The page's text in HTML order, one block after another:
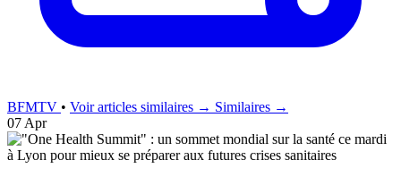
BFMTV • Voir articles similaires → Similaires →
07 Apr